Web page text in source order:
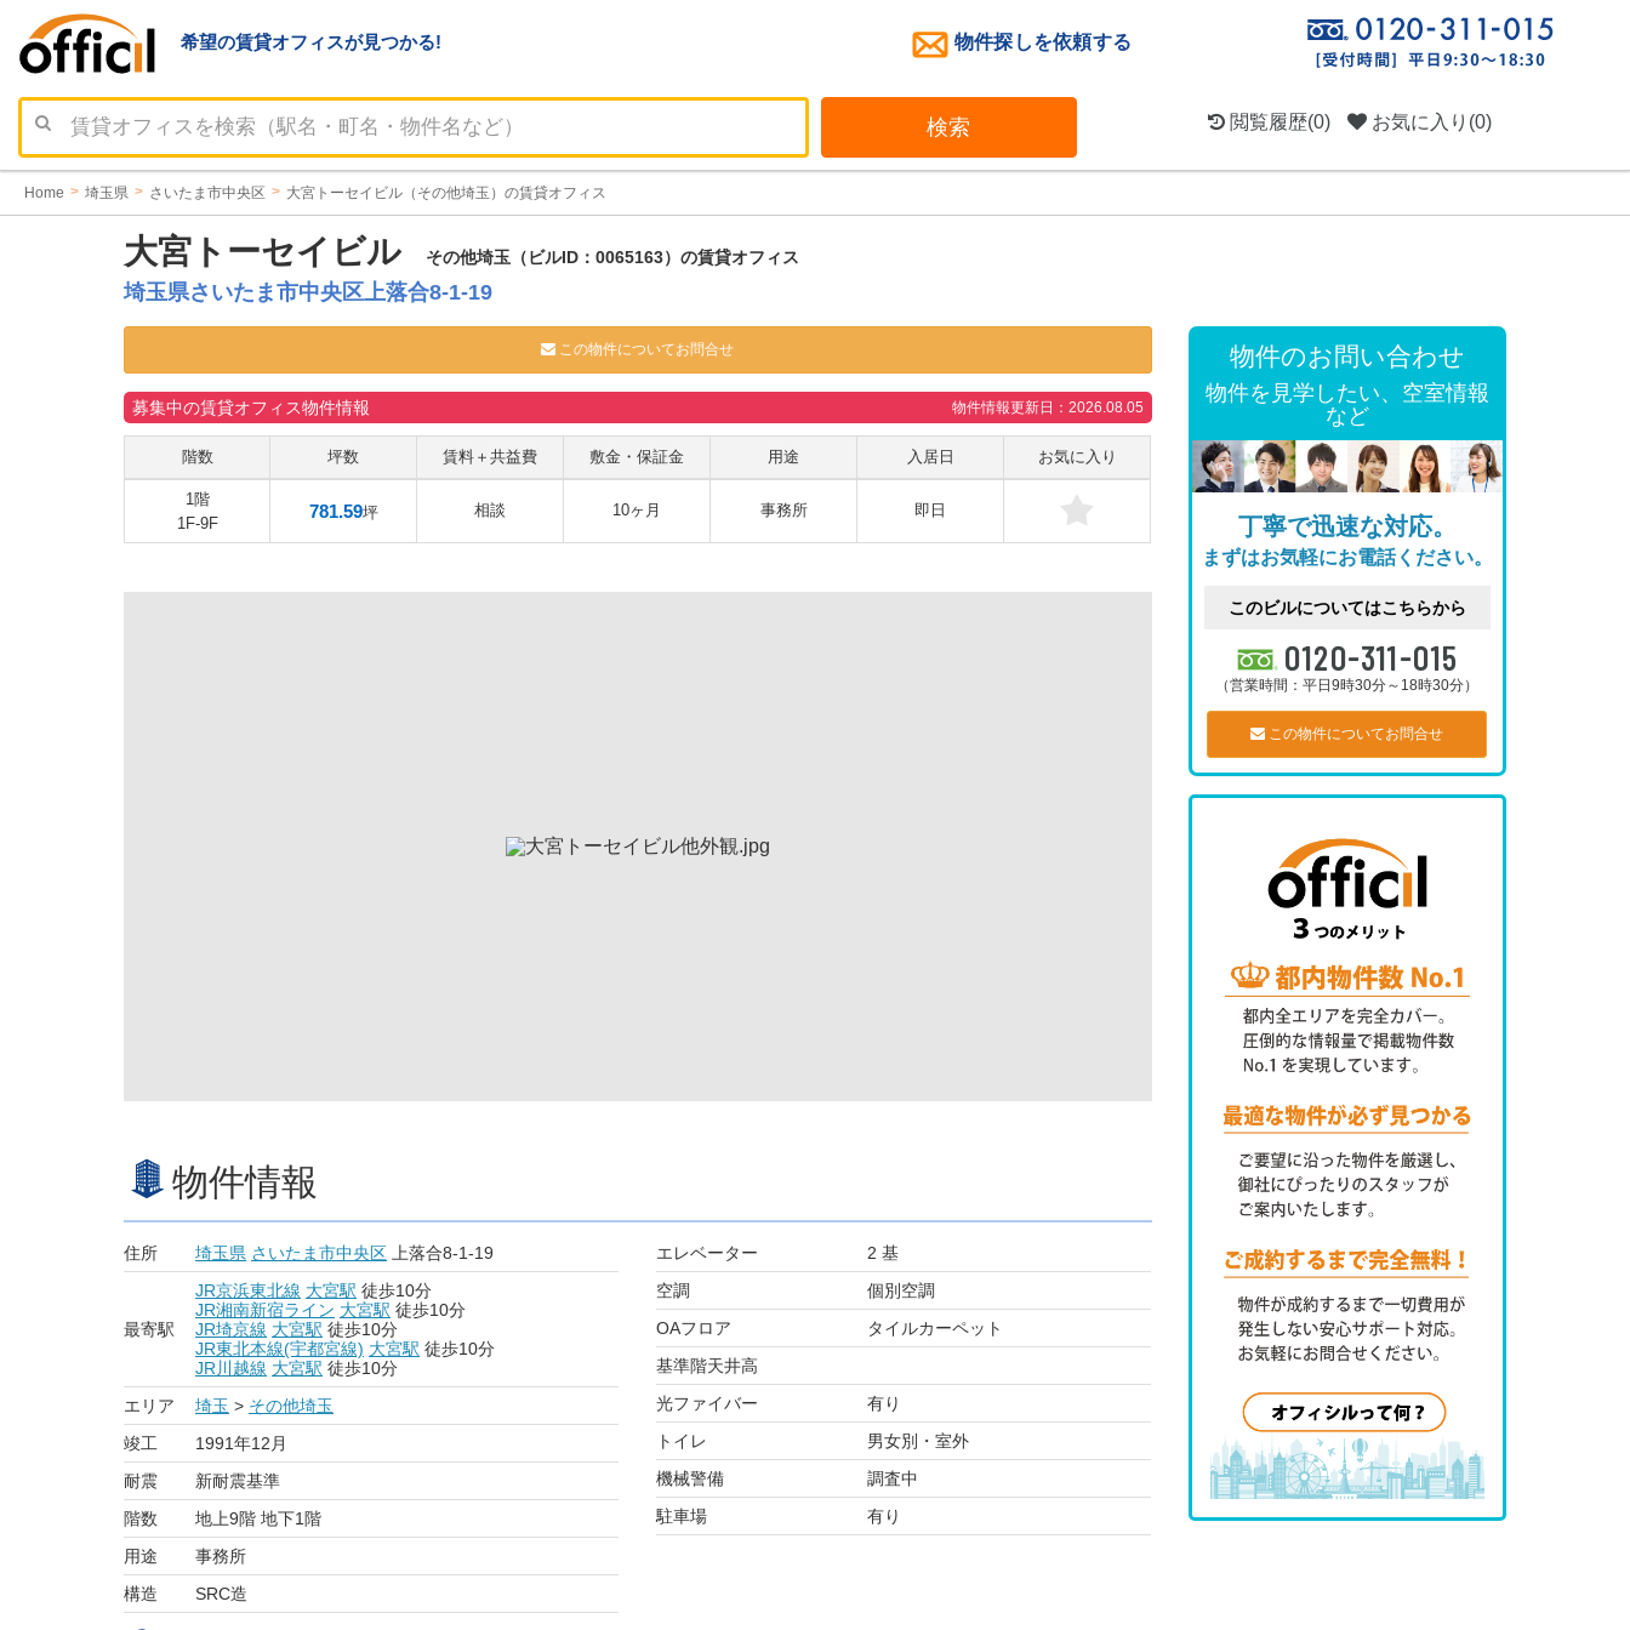
希望の賃貸オフィスが見つかる! 物件探しを依頼する
検索 閲覧履歴(0) お気に入り (0)
Home 埼玉県 さいたま市中央区 大宮トーセイビル（その他埼玉）の賃貸オフィス
大宮トーセイビル その他埼玉（ビルID：0065163）の賃貸オフィス
埼玉県さいたま市中央区上落合8-1-19
この物件についてお問合せ
募集中の賃貸オフィス物件情報 物件情報更新日：2026.08.05
階数 坪数 賃料＋共益費 敷金・保証金 用途 入居日 お気に入り
1階
1F-9F
781.59坪 相談 10ヶ月 事務所 即日
物件情報
住所 埼玉県 さいたま市中央区 上落合8-1-19
最寄駅
JR京浜東北線 大宮駅 徒歩10分
JR湘南新宿ライン 大宮駅 徒歩10分
JR埼京線 大宮駅 徒歩10分
JR東北本線(宇都宮線) 大宮駅 徒歩10分
JR川越線 大宮駅 徒歩10分
エリア
埼玉 > その他埼玉
竣工
1991年12月
耐震
新耐震基準
階数
地上9階 地下1階
用途
事務所
構造
SRC造
エレベーター
2 基
空調
個別空調
OAフロア
タイルカーペット
基準階天井高
光ファイバー
有り
トイレ
男女別・室外
機械警備
調査中
駐車場
有り
物件のお問い合わせ
物件を見学したい、空室情報
など
丁寧で迅速な対応。
まずはお気軽にお電話ください。
このビルについてはこちらから
0120-311-015
（営業時間：平日9時30分～18時30分）
この物件についてお問合せ